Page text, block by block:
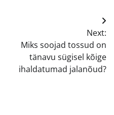
Next:
Miks soojad tossud on
tänavu sügisel kõige
ihaldatumad jalanõud?